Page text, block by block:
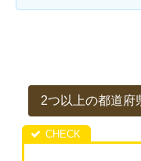
2つ以上の都道府